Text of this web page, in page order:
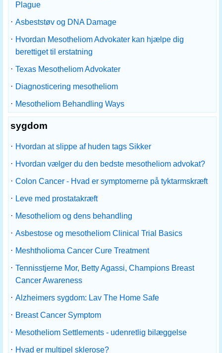
Plague
· Asbeststøv og DNA Damage
· Hvordan Mesotheliom Advokater kan hjælpe dig
berettiget til erstatning
· Texas Mesotheliom Advokater
· Diagnosticering mesotheliom
· Mesotheliom Behandling Ways
sygdom
· Hvordan at slippe af huden tags Sikker
· Hvordan vælger du den bedste mesotheliom advokat?
· Colon Cancer - Hvad er symptomerne på tyktarmskræft
· Leve med prostatakræft
· Mesotheliom og dens behandling
· Asbestose og mesotheliom Clinical Trial Basics
· Meshtholioma Cancer Cure Treatment
· Tennisstjerne Mor, Betty Agassi, Champions Breast
Cancer Awareness
· Alzheimers sygdom: Lav The Home Safe
· Breast Cancer Symptom
· Mesotheliom Settlements - udenretlig bilæggelse
· Hvad er multipel sklerose?